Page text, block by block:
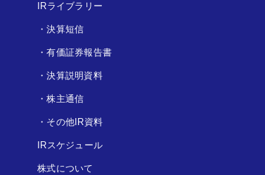
IRライブラリー
・決算短信
・有価証券報告書
・決算説明資料
・株主通信
・ その他IR資料
IRスケジュール
株式について